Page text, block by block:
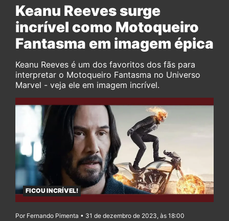
Keanu Reeves surge
incrível como Motoqueiro
Fantasma em imagem épica
Keanu Reeves é um dos favoritos dos fãs para
interpretar o Motoqueiro Fantasma no Universo
Marvel - veja ele em imagem incrível.
FICOU INCRÍVEL!
Por Fernando Pimenta • 31 de dezembro de 2023, às 18:00